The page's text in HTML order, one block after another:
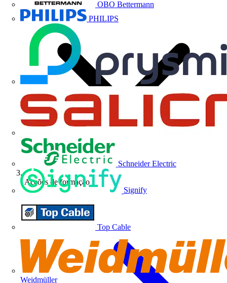
OBO Bettermann
PHILIPS
Schneider Electric
Signify
Top Cable
Weidmüller
Acções de formação